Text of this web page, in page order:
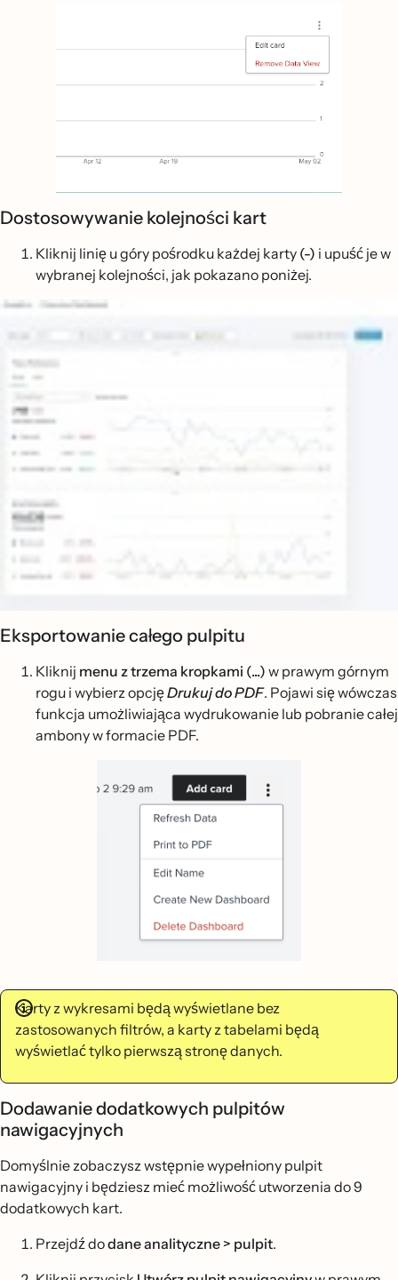
Dostosowywanie kolejności kart
Kliknij linię u góry pośrodku każdej karty (-) i upuść je w
wybranej kolejności, jak pokazano poniżej.
Eksportowanie całego pulpitu
Kliknij menu z trzema kropkami (...) w prawym górnym
rogu i wybierz opcjęDrukuj do PDF. Pojawi się wówczas
funkcja umożliwiająca wydrukowanie lub pobranie całej
ambony w formacie PDF.
Karty z wykresami będą wyświetlane bez
zastosowanych filtrów, a karty z tabelami będą
wyświetlać tylko pierwszą stronę danych.
Dodawanie dodatkowych pulpitów
nawigacyjnych
Domyślnie zobaczysz wstępnie wypełniony pulpit
nawigacyjny i będziesz mieć możliwość utworzenia do 9
dodatkowych kart.
Przejdź dodane analityczne > pulpit.